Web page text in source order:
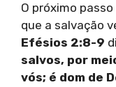
O próximo passo
que a salvação
Efésios 2:8-9
salvos, por
vós; é dom de